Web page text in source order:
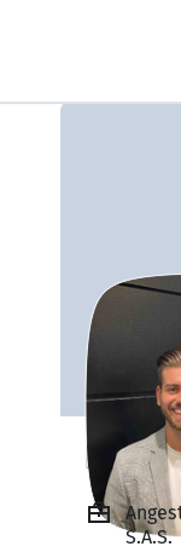
S.A.S.